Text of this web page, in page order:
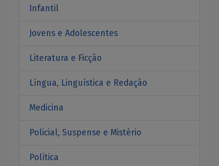
Infantil
Jovens e Adolescentes
Literatura e Ficção
Língua, Linguística e Redação
Medicina
Policial, Suspense e Mistério
Política